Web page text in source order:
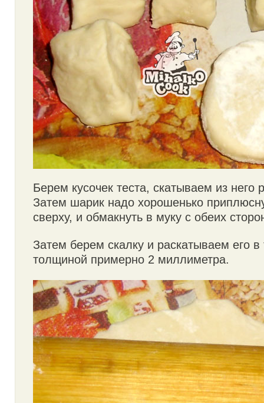
Берем кусочек теста, скатываем из него
Затем шарик надо хорошенько
сверху, и обмакнуть в муку с обеих
Затем берем скалку и раскатываем его в
толщиной примерно 2 миллиметра.